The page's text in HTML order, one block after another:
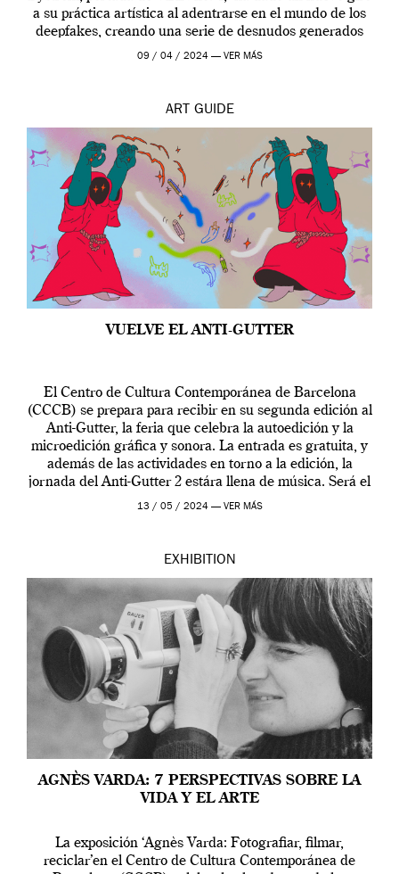
a su práctica artística al adentrarse en el mundo de los
deepfakes, creando una serie de desnudos generados
por […]
09 / 04 / 2024 — VER MÁS
ART GUIDE
VUELVE EL ANTI-GUTTER
El Centro de Cultura Contemporánea de Barcelona
(CCCB) se prepara para recibir en su segunda edición al
Anti-Gutter, la feria que celebra la autoedición y la
microedición gráfica y sonora. La entrada es gratuita, y
además de las actividades en torno a la edición, la
jornada del Anti-Gutter 2 estára llena de música. Será el
[…]
13 / 05 / 2024 — VER MÁS
EXHIBITION
AGNÈS VARDA: 7 PERSPECTIVAS SOBRE LA
VIDA Y EL ARTE
La exposición ‘Agnès Varda: Fotografiar, filmar,
reciclar’en el Centro de Cultura Contemporánea de